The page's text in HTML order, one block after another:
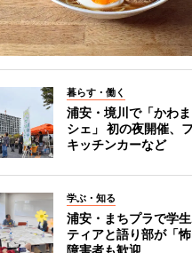
暮らす・働く
浦安・境川で「かわ
シェ」 初の夜開催、
キッチンカーなど
学ぶ・知る
浦安・まちプラで学
ティアと語り部が「怖
障害者も歓迎